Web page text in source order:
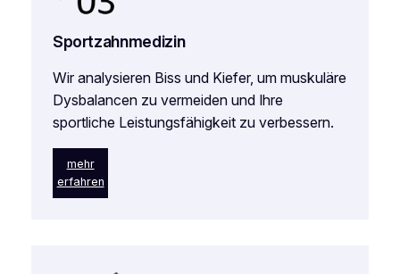
Sportzahnmedizin
Wir analysieren Biss und Kiefer, um muskuläre
Dysbalancen zu vermeiden und Ihre
sportliche Leistungsfähigkeit zu verbessern.
mehr
erfahren